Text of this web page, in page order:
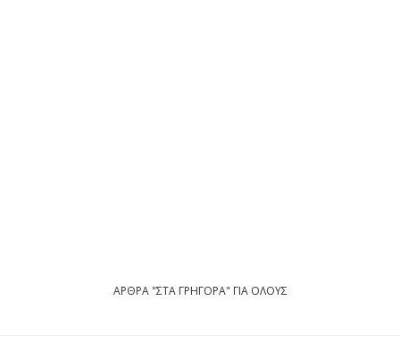
ΑΡΘΡΑ "ΣΤΑ ΓΡΗΓΟΡΑ" ΓΙΑ ΟΛΟΥΣ